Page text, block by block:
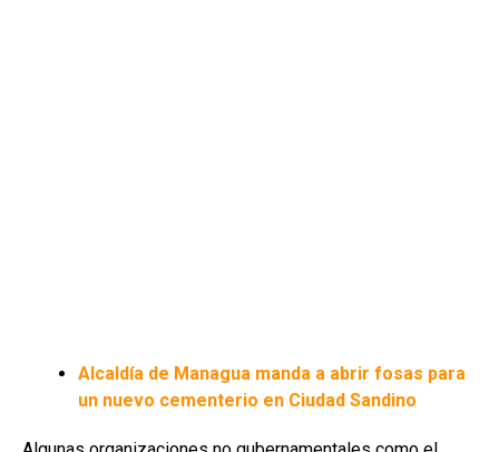
Alcaldía de Managua manda a abrir fosas para
un nuevo cementerio en Ciudad Sandino